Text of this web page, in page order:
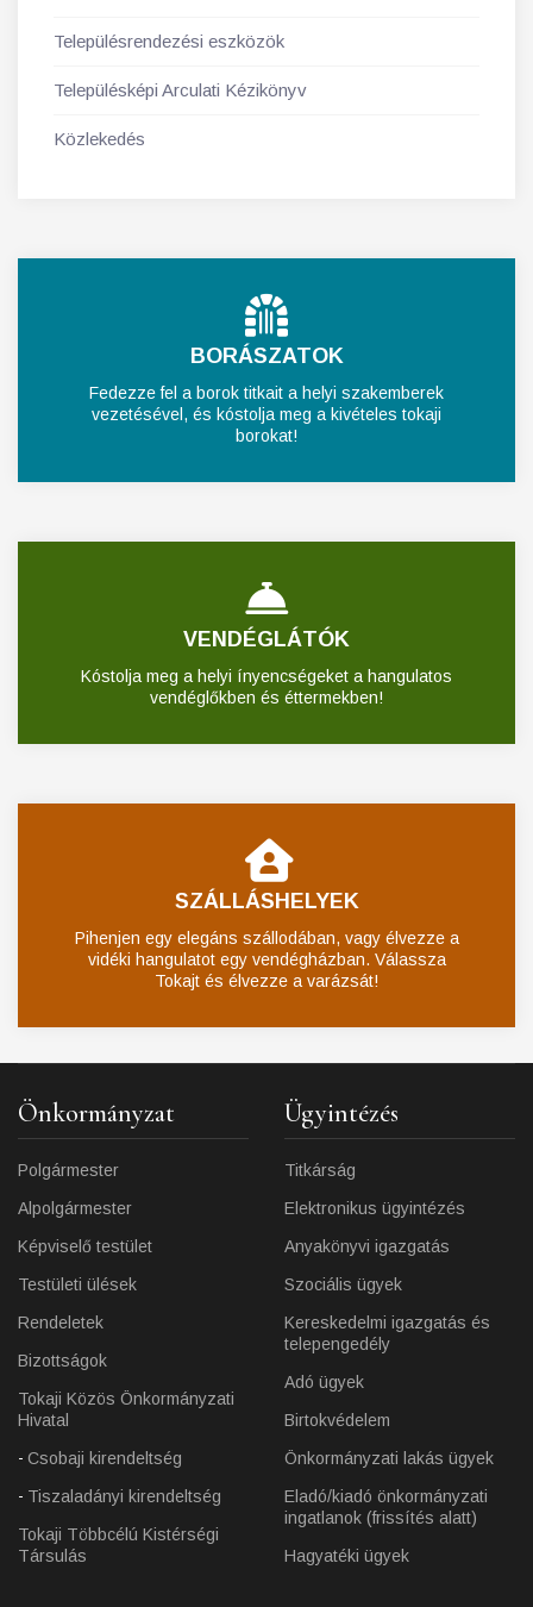
Településrendezési eszközök
Településképi Arculati Kézikönyv
Közlekedés
BORÁSZATOK
Fedezze fel a borok titkait a helyi szakemberek
vezetésével, és kóstolja meg a kivételes tokaji
borokat!
VENDÉGLÁTÓK
Kóstolja meg a helyi ínyencségeket a hangulatos
vendéglőkben és éttermekben!
SZÁLLÁSHELYEK
Pihenjen egy elegáns szállodában, vagy élvezze a
vidéki hangulatot egy vendégházban. Válassza
Tokajt és élvezze a varázsát!
Önkormányzat
Polgármester
Alpolgármester
Képviselő testület
Testületi ülések
Rendeletek
Bizottságok
Tokaji Közös Önkormányzati
Hivatal
Csobaji kirendeltség
Tiszaladányi kirendeltség
Tokaji Többcélú Kistérségi
Társulás
Ügyintézés
Titkárság
Elektronikus ügyintézés
Anyakönyvi igazgatás
Szociális ügyek
Kereskedelmi igazgatás és
telepengedély
Adó ügyek
Birtokvédelem
Önkormányzati lakás ügyek
Eladó/kiadó önkormányzati
ingatlanok (frissítés alatt)
Hagyatéki ügyek